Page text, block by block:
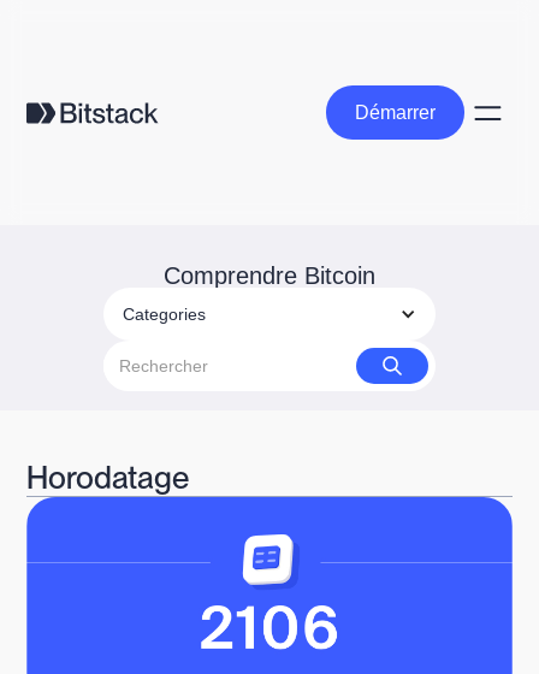
Démarrer
Démarrer
Comprendre Bitcoin
Categories
Horodatage